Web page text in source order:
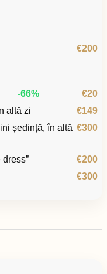
€200
-66%
€20
altă zi
€149
ședință, în altă €300
dress”
€200
€300